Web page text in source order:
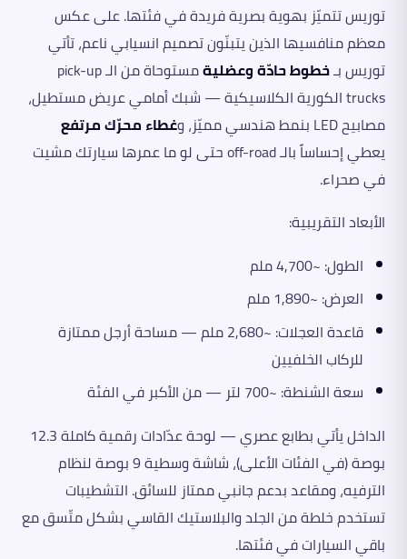
توريس تتميّز بهوية بصرية فريدة في فئتها. على عكس
معظم منافسيها الذين يتبنّون تصميم انسيابي ناعم، تأتي
توريس بـخطوط حادّة وعضلية
مستوحاة من الـ pick-up
trucks الكورية الكلاسيكية — شبك أمامي عريض مستطيل،
مصابيح LED بنمط هندسي مميّز، و
غطاء محرّك مرتفع
يعطي إحساساً بالـ off-road حتى لو ما عمرها سيارتك مشيت
في صحراء.
الأبعاد التقريبية:
الطول: ~4,700 ملم
العرض: ~1,890 ملم
قاعدة العجلات: ~2,680 ملم — مساحة أرجل ممتازة
للركاب الخلفيين
سعة الشنطة: ~700 لتر — من الأكبر في الفئة
الداخل يأتي بطابع عصري — لوحة عدّادات رقمية كاملة 12.3
بوصة (في الفئات الأعلى)، شاشة وسطية 9 بوصة لنظام
الترفيه، ومقاعد بدعم جانبي ممتاز للسائق. التشطيبات
تستخدم خلطة من الجلد والبلاستيك القاسي بشكل متّسق مع
باقي السيارات في فئتها.